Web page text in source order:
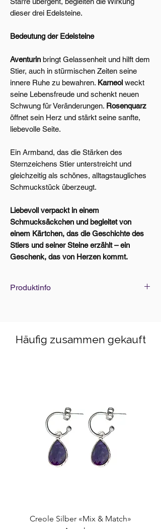
dieser drei Edelsteine.
Bedeutung der Edelsteine
Aventurin bringt Gelassenheit und hilft dem
Stier, auch in stürmischen Zeiten seine
innere Ruhe zu bewahren. Karneol weckt
seine Lebensfreude und schenkt neuen
Schwung für Veränderungen. Rosenquarz
öffnet sein Herz und stärkt seine sanfte,
liebevolle Seite.
Ein Armband, das die Stärken des
Sternzeichens Stier unterstreicht und
gleichzeitig als schönes, alltagstaugliches
Schmuckstück überzeugt.
Liebevoll verpackt in einem
Schmucksäckchen und begleitet von
einem Kärtchen, das die Geschichte des
Stiers und seiner Steine erzählt – ein
Geschenk, das von Herzen kommt.
Produktinfo
Häufig zusammen gekauft
Creole Silber «Mix & Match»